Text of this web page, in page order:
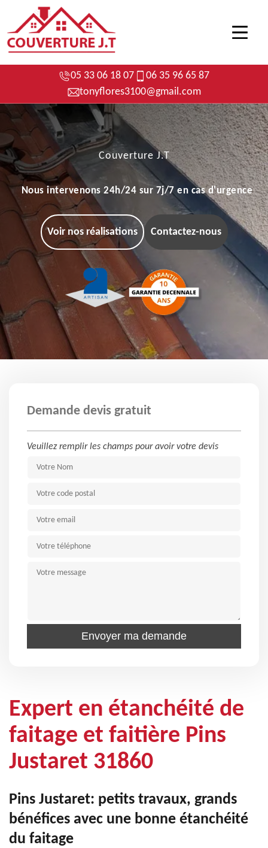
05 33 06 18 07
06 35 96 65 87
tonyflores3100@gmail.com
Couverture J.T
Nous intervenons 24h/24 sur 7j/7 en cas d'urgence
Voir nos réalisations Contactez-nous
Demande devis gratuit
Veuillez remplir les champs pour avoir votre devis
Expert en étanchéité de
faitage et faitière Pins
Justaret 31860
Pins Justaret: petits travaux, grands
bénéfices avec une bonne étanchéité
du faitage